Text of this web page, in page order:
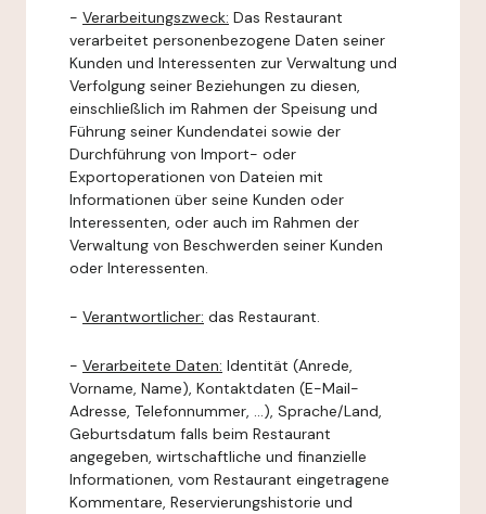
- Verarbeitungszweck: Das Restaurant
verarbeitet personenbezogene Daten seiner
Kunden und Interessenten zur Verwaltung und
Verfolgung seiner Beziehungen zu diesen,
einschließlich im Rahmen der Speisung und
Führung seiner Kundendatei sowie der
Durchführung von Import- oder
Exportoperationen von Dateien mit
Informationen über seine Kunden oder
Interessenten, oder auch im Rahmen der
Verwaltung von Beschwerden seiner Kunden
oder Interessenten.
- Verantwortlicher: das Restaurant.
- Verarbeitete Daten: Identität (Anrede,
Vorname, Name), Kontaktdaten (E-Mail-
Adresse, Telefonnummer, ...), Sprache/Land,
Geburtsdatum falls beim Restaurant
angegeben, wirtschaftliche und finanzielle
Informationen, vom Restaurant eingetragene
Kommentare, Reservierungshistorie und